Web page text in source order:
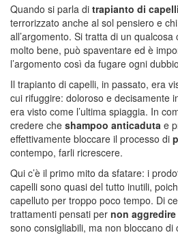
Quando si parla di trapianto di capelli
terrorizzato anche al sol pensiero e
all’argomento. Si tratta di un
molto bene, può spaventare ed è
l’argomento così da fugare ogni
Il trapianto di capelli, in passato, era
cui rifuggire: doloroso e decisamente
era visto come l’ultima spiaggia. In
credere che shampoo anticaduta e
effettivamente bloccare il processo di
contempo, farli ricrescere.
Qui c’è il primo mito da sfatare: i
capelli sono quasi del tutto inutili,
capelluto per troppo poco tempo. Di
trattamenti pensati per non
sono consigliabili, ma non bloccano di